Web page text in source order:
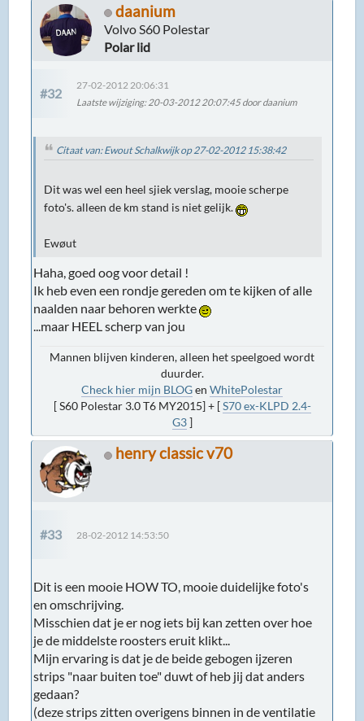
daanium
Volvo S60 Polestar
Polar lid
#32
27-02-2012 20:06:31
Laatste wijziging: 20-03-2012 20:07:45 door daanium
Citaat van: Ewout Schalkwijk op 27-02-2012 15:38:42
Dit was wel een heel sjiek verslag, mooie scherpe
foto's. alleen de km stand is niet gelijk.
Ewøut
Haha, goed oog voor detail !
Ik heb even een rondje gereden om te kijken of alle
naalden naar behoren werkte
...maar HEEL scherp van jou
Mannen blijven kinderen, alleen het speelgoed wordt
duurder.
Check hier mijn BLOGen WhitePolestar
[ S60 Polestar 3.0 T6 MY2015] + [S70 ex-KLPD 2.4-
G3]
henry classic v70
#33 28-02-2012 14:53:50
Dit is een mooie HOW TO, mooie duidelijke foto's
en omschrijving.
Misschien dat je er nog iets bij kan zetten over hoe
je de middelste roosters eruit klikt...
Mijn ervaring is dat je de beide gebogen ijzeren
strips "naar buiten toe" duwt of heb jij dat anders
gedaan?
(deze strips zitten overigens binnen in de ventilatie